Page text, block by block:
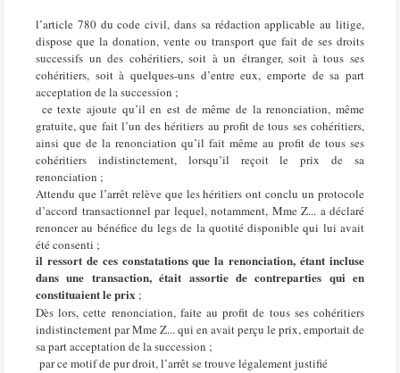
l’article 780 du code civil, dans sa rédaction applicable au litige,
dispose que la donation, vente ou transport que fait de ses droits
successifs un des cohéritiers, soit à un étranger, soit à tous ses
cohéritiers, soit à quelques-uns d’entre eux, emporte de sa part
acceptation de la succession ;
ce texte ajoute qu’il en est de même de la renonciation, même
gratuite, que fait l’un des héritiers au profit de tous ses cohéritiers,
ainsi que de la renonciation qu’il fait même au profit de tous ses
cohéritiers indistinctement, lorsqu’il reçoit le prix de sa
renonciation ;
Attendu que l’arrêt relève que les héritiers ont conclu un protocole
d’accord transactionnel par lequel, notamment, Mme Z... a déclaré
renoncer au bénéfice du legs de la quotité disponible qui lui avait
été consenti ;
il ressort de ces constatations que la renonciation, étant incluse
dans une transaction, était assortie de contreparties qui en
constituaient le prix ;
Dès lors, cette renonciation, faite au profit de tous ses cohéritiers
indistinctement par Mme Z... qui en avait perçu le prix, emportait de
sa part acceptation de la succession ;
par ce motif de pur droit, l’arrêt se trouve légalement justifié